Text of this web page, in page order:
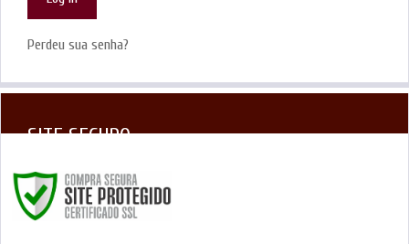
Perdeu sua senha?
SITE SEGURO